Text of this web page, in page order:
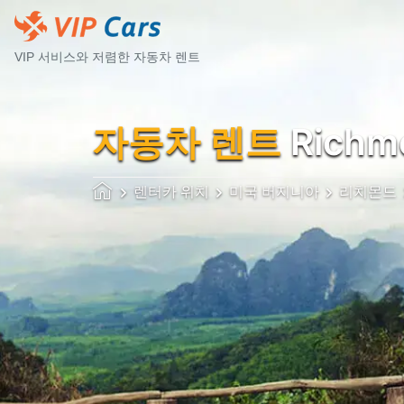
VIP 서비스와 저렴한 자동차 렌트
자동차 렌트
렌터카 위치 미국 버지니아 리치몬드